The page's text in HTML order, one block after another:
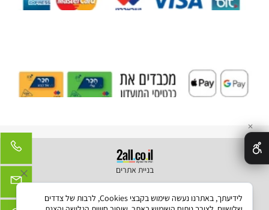
בניית אתרים
✕
לידיעתך, באתרנו נעשה שימוש בקבצי Cookies, לרבות של צדדים